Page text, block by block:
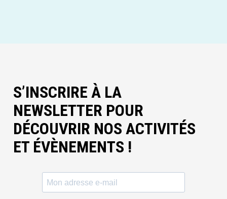
S’INSCRIRE À LA
NEWSLETTER POUR
DÉCOUVRIR NOS ACTIVITÉS
ET ÉVÈNEMENTS !